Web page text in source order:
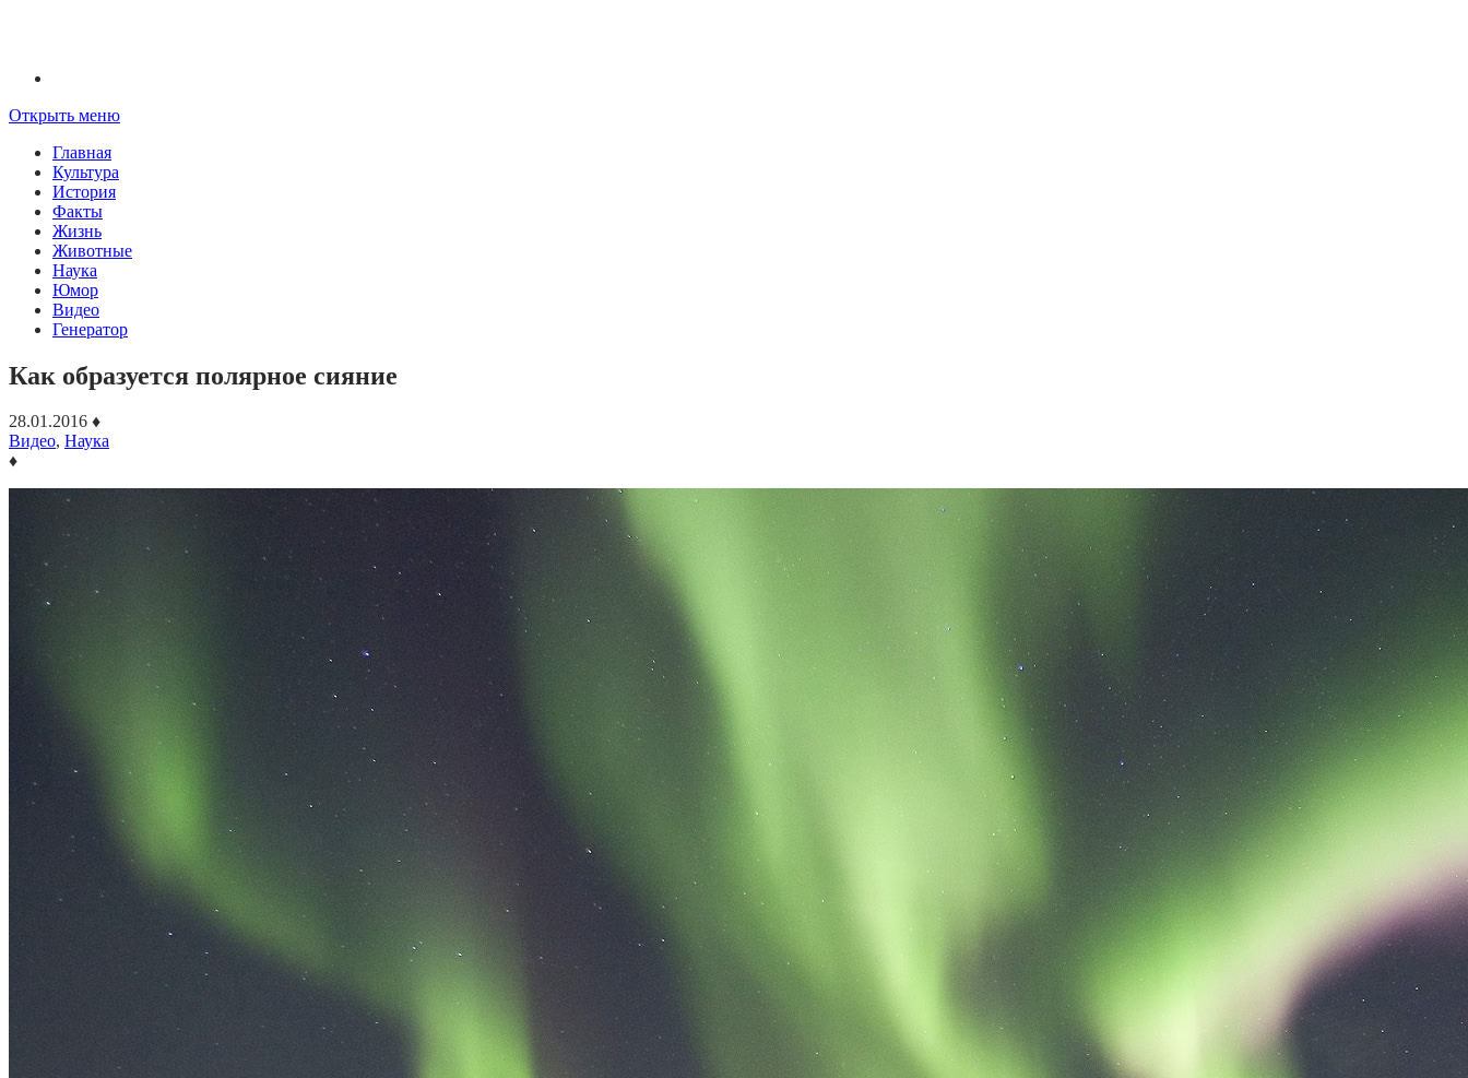
Открыть меню
Главная
Культура
История
Факты
Жизнь
Животные
Наука
Юмор
Видео
Генератор
Как образуется полярное сияние
28.01.2016 ♦
Видео, Наука
♦